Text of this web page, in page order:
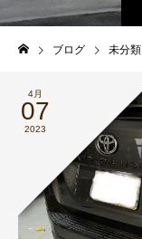
ブログ 未分類
4月
07
2023